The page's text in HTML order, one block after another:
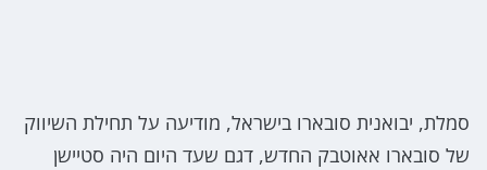
סמלת, יבואנית סובארו בישראל, מודיעה על תחילת השיווק
של סובארו אאוטבק החדש, דגם שעד היום היה סטיישן